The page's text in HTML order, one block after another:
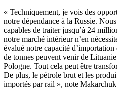
« Techniquement, je vois des
notre dépendance à la Russie.
capables de traiter jusqu’à 24
notre marché intérieur n’en
évalué notre capacité
de tonnes peuvent venir de
Pologne. Tout cela peut être
De plus, le pétrole brut et les
importés par rail », note Makarchuk.